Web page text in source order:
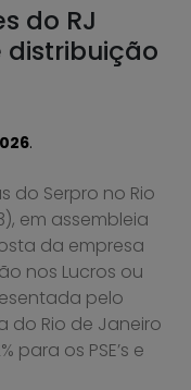
do RJ
.
do Serpro no Rio
em assembleia
da empresa
nos Lucros ou
pelo
do Rio de Janeiro
para os PSE’s e